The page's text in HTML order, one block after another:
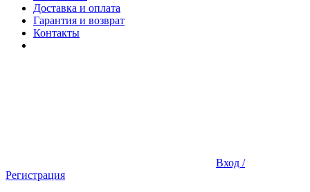
Доставка и оплата
Гарантия и возврат
Контакты
Вход /
Регистрация